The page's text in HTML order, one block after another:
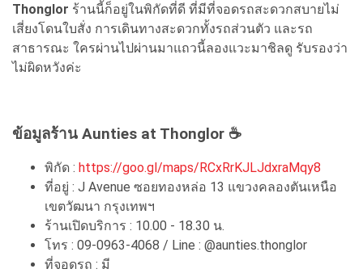
Thonglor ร้านนี้ก็อยู่ในพิกัดที่ดี ที่มีที่จอดรถสะดวกสบายไม่
เสี่ยงโดนใบสั่ง การเดินทางสะดวกทั้งรถส่วนตัว และรถ
สาธารณะ ใครผ่านไปผ่านมาแถวนี้ลองแวะมาชิลดู รับรองว่า
ไม่ผิดหวังค่ะ
ข้อมูลร้าน Aunties at Thonglor ☕
พิกัด : https://goo.gl/maps/RCxRrKJLJdxraMqy8
ที่อยู่ : J Avenue ซอยทองหล่อ 13 แขวงคลองตันเหนือ
เขตวัฒนา กรุงเทพฯ
ร้านเปิดบริการ : 10.00 - 18.30 น.
โทร : 09-0963-4068 / Line : @aunties.thonglor
ที่จอดรถ : มี